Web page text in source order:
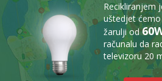
Recikliranjem
uštedjet
žarulji od
računalu da
televizoru 20